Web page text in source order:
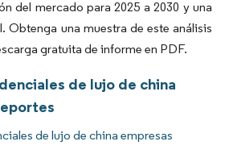
del mercado para 2025 a 2030 y una
Obtenga una muestra de este análisis
gratuita de informe en PDF.
de lujo de china
de lujo de china empresas